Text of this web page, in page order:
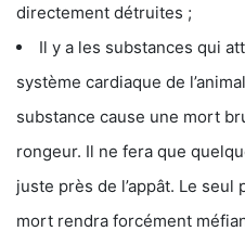
directement détruites ;
Il y a les substances qui
système cardiaque de
substance cause une mort
rongeur. Il ne fera que
juste près de l’appât. Le seul
mort rendra forcément